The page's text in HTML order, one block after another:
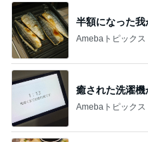
半額になった
Amebaトピックス
癒された洗濯
Amebaトピックス